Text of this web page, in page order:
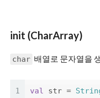
init (CharArray)
char 배열로 문자열을
1
val str =